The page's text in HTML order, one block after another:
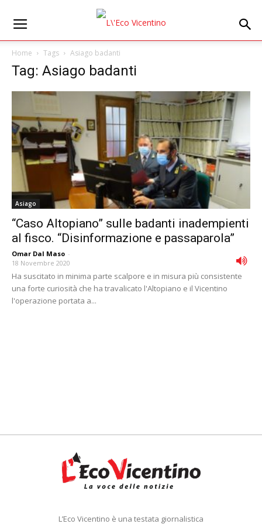
Home Tags Asiago badanti
Tag: Asiago badanti
Asiago
“Caso Altopiano” sulle badanti inadempienti
al fisco. “Disinformazione e passaparola”
Omar Dal Maso -
18 Novembre 2020
Ha suscitato in minima parte scalpore e in misura più consistente
una forte curiosità che ha travalicato l'Altopiano e il Vicentino
l'operazione portata a...
L’Eco Vicentino è una testata giornalistica